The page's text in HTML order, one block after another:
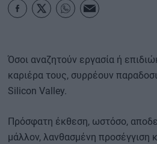
Όσοι αναζητούν εργασία ή
καριέρα τους, συρρέουν
Silicon Valley.
Πρόσφατη έκθεση, ωστόσο,
μάλλον, λανθασμένη